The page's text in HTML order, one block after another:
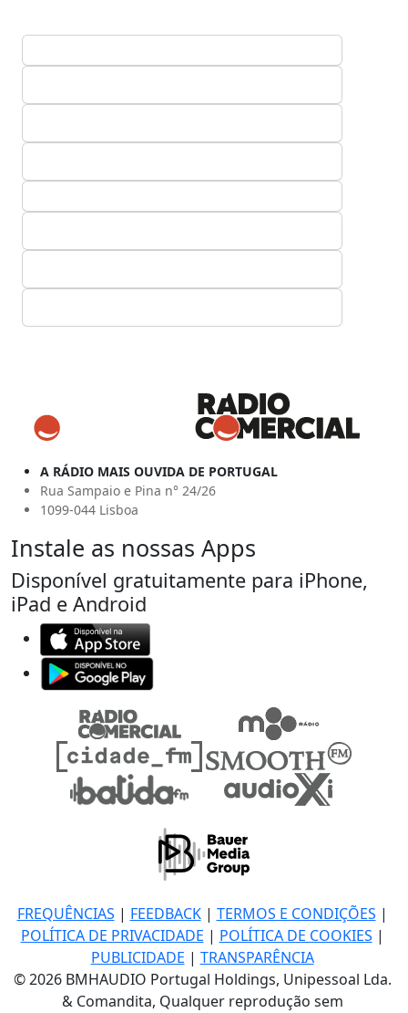
A RÁDIO MAIS OUVIDA DE PORTUGAL
Rua Sampaio e Pina n° 24/26
1099-044 Lisboa
Instale as nossas Apps
Disponível gratuitamente para iPhone,
iPad e Android
FREQUÊNCIAS | FEEDBACK| TERMOS E CONDIÇÕES |
POLÍTICA DE PRIVACIDADE | POLÍTICA DE COOKIES |
PUBLICIDADE | TRANSPARÊNCIA
© 2026 BMHAUDIO Portugal Holdings, Unipessoal Lda.
& Comandita, Qualquer reprodução sem